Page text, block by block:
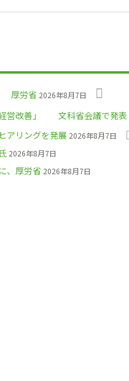
厚労省 2026年8月7日
経営改善」 文科省会議で発表
リングを発展 2026年8月7日
2026年8月7日
、厚労省 2026年8月7日